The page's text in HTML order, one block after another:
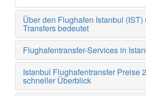
Über den Flughafen Istanbul (IST)
Transfers bedeutet
Flughafentransfer-Services in
Istanbul Flughafentransfer Preise
schneller Überblick